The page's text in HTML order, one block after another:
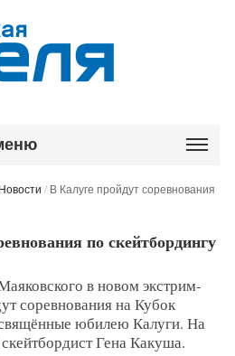
Новости / В Калуге пройдут соревнования
по скейтбордингу
в новом экстрим-
соревнования на Кубок
юбилею Калуги. На
Гена Какуша.